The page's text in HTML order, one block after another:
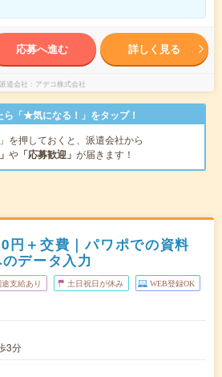
応募へ進む 詳しく見る
派遣会社 アデコ株式会社
ら「★気になる！」をタップ！
を押しておくと、派遣会社から
や 「応募歓迎」 が届きます！
円＋交費｜パワポでの資料
データ入力
支給あり 土日祝日が休み WEB登録OK
3分